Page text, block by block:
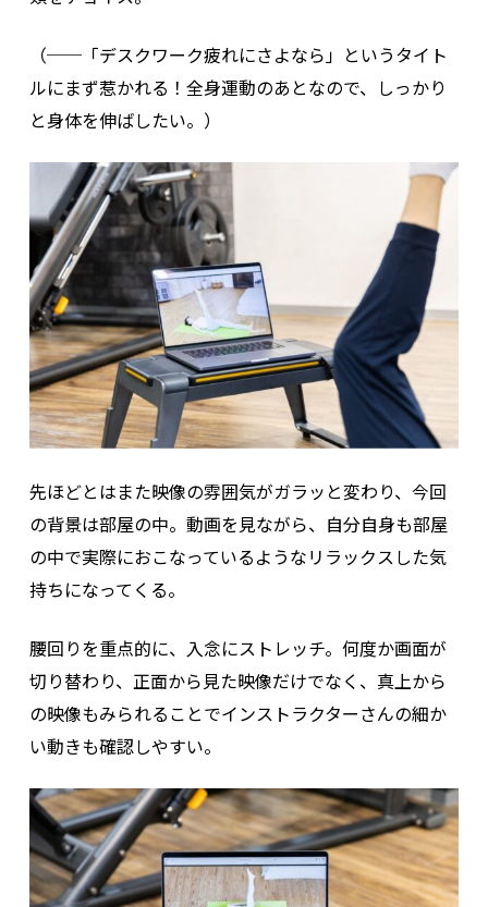
（──「デスクワーク疲れにさよなら」というタイト
ルにまず惹かれる！全身運動のあとなので、しっかり
と身体を伸ばしたい。）
先ほどとはまた映像の雰囲気がガラッと変わり、今回
の背景は部屋の中。動画を見ながら、自分自身も部屋
の中で実際におこなっているようなリラックスした気
持ちになってくる。
腰回りを重点的に、入念にストレッチ。何度か画面が
切り替わり、正面から見た映像だけでなく、真上から
の映像もみられることでインストラクターさんの細か
い動きも確認しやすい。